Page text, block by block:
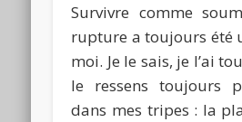
Survivre comme
rupture a toujours été
moi. Je le sais, je l’ai
le ressens toujours
dans mes tripes : la